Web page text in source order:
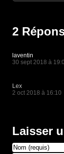
2
laventin
30 sept 2018 à
Lex
2 oct 2018 à 16:10
Laisser